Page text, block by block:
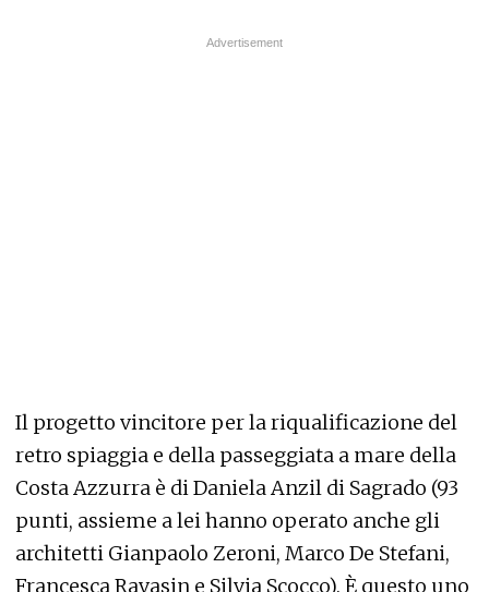
Il progetto vincitore per la riqualificazione del
retro spiaggia e della passeggiata a mare della
Costa Azzurra è di Daniela Anzil di Sagrado (93
punti, assieme a lei hanno operato anche gli
architetti Gianpaolo Zeroni, Marco De Stefani,
Francesca Ravasin e Silvia Scocco). È questo uno